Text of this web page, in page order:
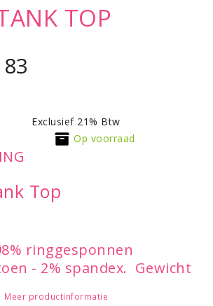
TOP
83
Exclusief 21% Btw
Op voorraad
Top
ringgesponnen
- 2% spandex. Gewicht
Meer productinformatie